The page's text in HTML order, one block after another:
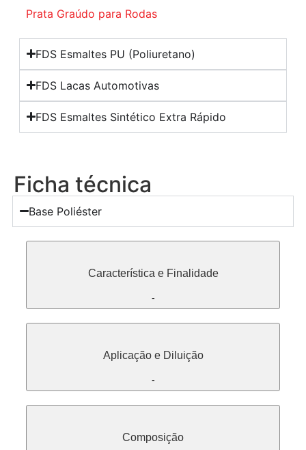
Prata Graúdo para Rodas
FDS Esmaltes PU (Poliuretano)
FDS Lacas Automotivas
FDS Esmaltes Sintético Extra Rápido
Ficha técnica
Base Poliéster
Característica e Finalidade
-
Aplicação e Diluição
-
Composição